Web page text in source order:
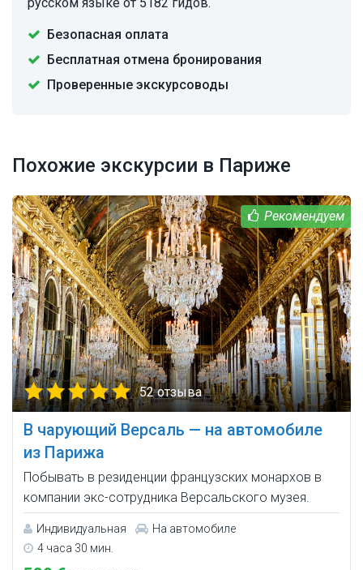
Безопасная оплата
Бесплатная отмена бронирования
Проверенные экскурсоводы
Похожие экскурсии в Париже
52 отзыва
В чарующий Версаль — на автомобиле
из Парижа
Побывать в резиденции французских монархов в
компании экс-сотрудника Версальского музея.
Индивидуальная
На автомобиле
4 часа 30 мин.